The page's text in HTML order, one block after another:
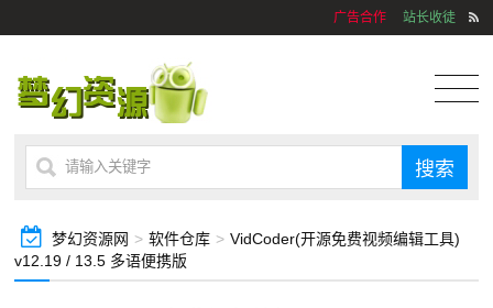
广告合作 站长收徒
梦幻资源网 > 软件仓库 > VidCoder(开源免费视频编辑工具)
v12.19 / 13.5 多语便携版